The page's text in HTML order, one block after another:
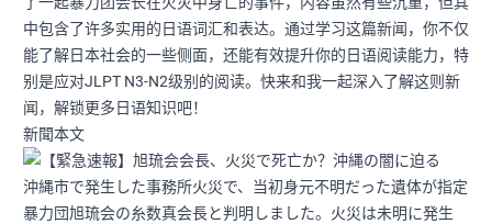
中包含了许多实用的日语词汇和表达。通过学习这篇新闻，你不仅
能了解日本社会的一些侧面，还能有效提升你的日语阅读能力，特
别是应对JLPT N3-N2级别的阅读。快来和我一起深入了解这则新
闻，解锁更多日语知识吧！
新聞本文
沖縄市で発生した事務所火災で、当初身元不明だった遺体が指定
暴力団旭琉会の糸数真会長と判明しました。火災は未明に発生